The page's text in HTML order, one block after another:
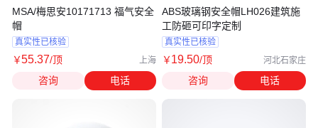
MSA/梅思安10171713 福气安全
帽
真实性已核验
￥55.37/顶 上海
咨询 电话
ABS玻璃钢安全帽LH026建筑施
工防砸可印字定制
真实性已核验
￥19.50/顶 河北石家庄
咨询 电话